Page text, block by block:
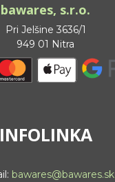
bawares, s.r.o.
Pri Jelšine 3636/1
949 01 Nitra
INFOLINKA
bawares@bawares.sk